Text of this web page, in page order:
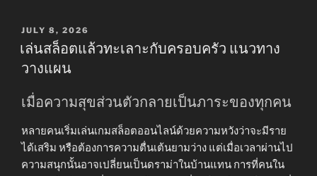
POSTED
ON
JULY 8, 2026
เล่นสล็อตแล้วทะเลาะกับครอบครัว แนวทาง
วางแผน
เมื่อความสุขส่วนตัวกลายเป็นภาระของทุกคน
หลายคนเริ่มเล่นเกมสล็อตออนไลน์ด้วยความหวังว่าจะมีราย
ได้เสริม หรือต้องการความตื่นเต้นยามว่าง แต่เมื่อเวลาผ่านไป
ความสนุกนั้นอาจเปลี่ยนเป็นดราม่าในบ้านแทน การที่คนใน